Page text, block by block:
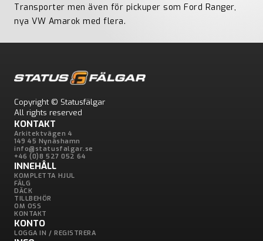
Transporter men även för pickuper som Ford Ranger,
nya VW Amarok med flera.
Copyright © Statusfälgar
All rights reserved
KONTAKT
Arkitektvägen 4
149 45 Nynäshamn
info@statusfalgar.se
+46 (0)8 527 052 64
INNEHÅLL
KOMPLETTA HJUL
FÄLG
DÄCK
TILLBEHÖR
OM OSS
KONTAKT
KONTO
LOGGA IN / REGISTRERA